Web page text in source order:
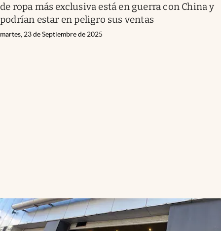
de ropa más exclusiva está en guerra con China y
podrían estar en peligro sus ventas
martes, 23 de Septiembre de 2025